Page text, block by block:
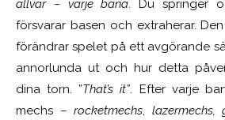
allvar – varje bana . Du springer
försvarar basen och extraherar.
förändrar spelet på ett avgörande
annorlunda ut och hur detta
dina torn. ”That’s it” . Efter varje
mechs – rocketmechs lazermechs,